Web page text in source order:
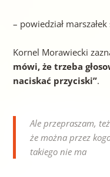
– powiedział
Kornel Morawiecki
mówi, że trzeba
naciskać przyciski”.
Ale przepraszam,
że można przez
takiego nie ma